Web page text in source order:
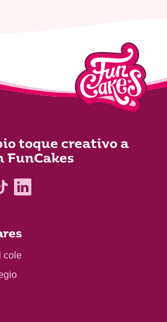
toque creativo a
FunCakes
cole